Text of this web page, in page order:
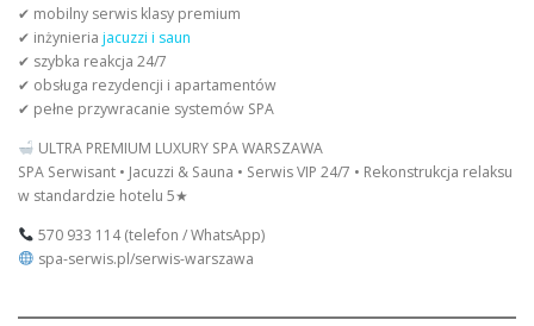
✔ mobilny serwis klasy premium
✔ inżynieria jacuzzi i saun
✔ szybka reakcja 24/7
✔ obsługa rezydencji i apartamentów
✔ pełne przywracanie systemów SPA
ULTRA PREMIUM LUXURY SPA WARSZAWA
SPA Serwisant • Jacuzzi & Sauna • Serwis VIP 24/7 • Rekonstrukcja relaksu
w standardzie hotelu 5★
570 933 114 (telefon / WhatsApp)
spa-serwis.pl/serwis-warszawa